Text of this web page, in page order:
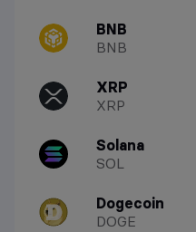
BNB
BNB
XRP
XRP
Solana
SOL
Dogecoin
DOGE